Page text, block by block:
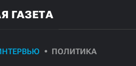
ГАЗЕТА
ПОЛИТИКА